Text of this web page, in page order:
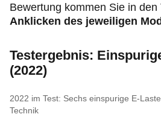
Bewertung kommen Sie in den
Anklicken des jeweiligen
Testergebnis:
(2022)
2022 im Test: Sechs einspurige E-
Technik